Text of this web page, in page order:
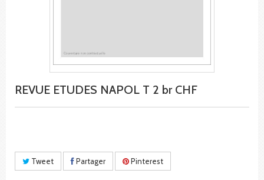
REVUE ETUDES NAPOL T 2 br CHF
Tweet Partager Pinterest